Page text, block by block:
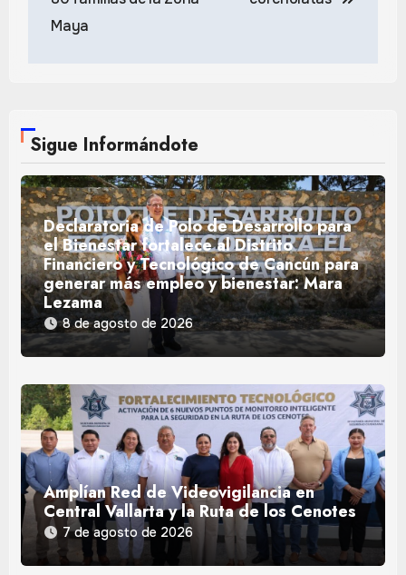
Maya
Sigue Informándote
Declaratoria de Polo de Desarrollo para
el Bienestar fortalece al Distrito
Financiero y Tecnológico de Cancún para
generar más empleo y bienestar: Mara
Lezama
8 de agosto de 2026
Amplían Red de Videovigilancia en
Central Vallarta y la Ruta de los Cenotes
7 de agosto de 2026